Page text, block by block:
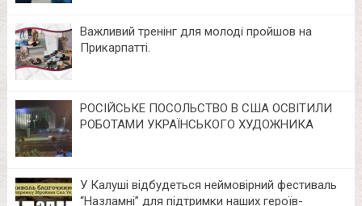
Важливий тренінг для молоді пройшов на
Прикарпатті.
РОСІЙСЬКЕ ПОСОЛЬСТВО В США ОСВІТИЛИ
РОБОТАМИ УКРАЇНСЬКОГО ХУДОЖНИКА
У Калуші відбудеться неймовірний фестиваль
“Назламні” для підтримки наших героїв-